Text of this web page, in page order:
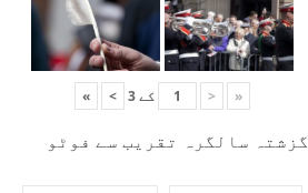
«
< کے3
>
»
گزشتہ سالگرہ تقریب سے فوٹو